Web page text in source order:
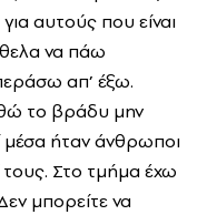
αυτούς που είναι
να πάω
απ’ έξω.
το βράδυ μην
μέσα ήταν άνθρωποι
τους. Στο τμήμα έχω
μπορείτε να